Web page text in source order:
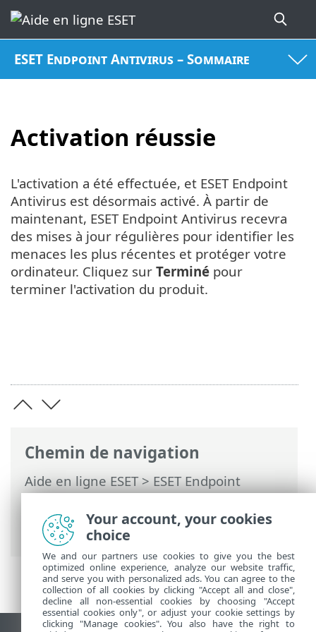
ESET Endpoint Antivirus – Sommaire
Activation réussie
Chemin de navigation
Aide en ligne ESET>ESET Endpoint
Antivirus>Activer ESET Endpoint
Antivirus
> Boîtes de dialogue - Activation
> Activation réussie
L'activation a été effectuée, et ESET Endpoint
Antivirus est désormais activé. À partir de
maintenant, ESET Endpoint Antivirus recevra
des mises à jour régulières pour identifier les
menaces les plus récentes et protéger votre
ordinateur. Cliquez sur Terminé pour
terminer l'activation du produit.
Your account, your cookies
choice
We and our partners use cookies to give you the best
optimized online experience, analyze our website traffic,
and serve you with personalized ads. You can agree to the
collection of all cookies by clicking "Accept all and close",
decline all non-essential cookies by choosing "Accept
essential cookies only", or adjust your cookie settings by
clicking "Manage cookies". You also have the right to